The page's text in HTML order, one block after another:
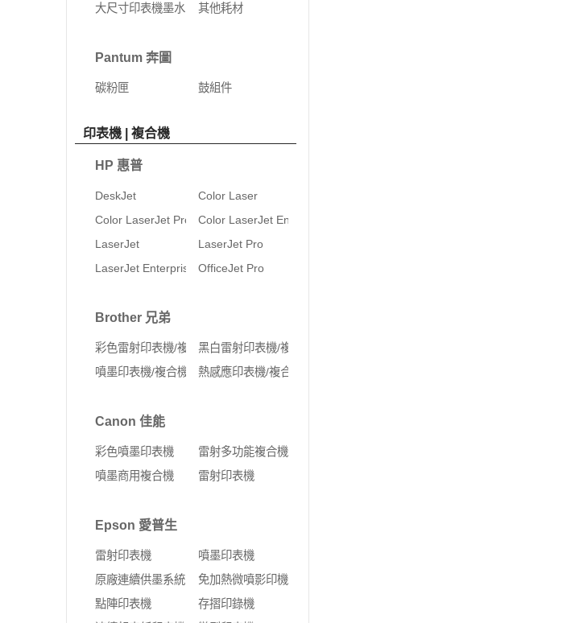
大尺寸印表機墨水
其他耗材
Pantum 奔圖
碳粉匣 鼓組件
印表機 | 複合機
HP 惠普
DeskJet
Color Laser
Color LaserJet Pro
Color LaserJet Enterprise
LaserJet
LaserJet Pro
LaserJet Enterprise
OfficeJet Pro
Brother 兄弟
彩色雷射印表機/複合機黑白雷射印表機/複合機
噴墨印表機/複合機
熱感應印表機/複合機
Canon 佳能
彩色噴墨印表機
雷射多功能複合機
噴墨商用複合機
雷射印表機
Epson 愛普生
雷射印表機
噴墨印表機
原廠連續供墨系統
免加熱微噴影印機
點陣印表機
存摺印錄機